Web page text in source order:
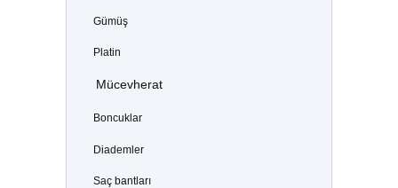
Gümüş
Platin
Mücevherat
Boncuklar
Diademler
Saç bantları